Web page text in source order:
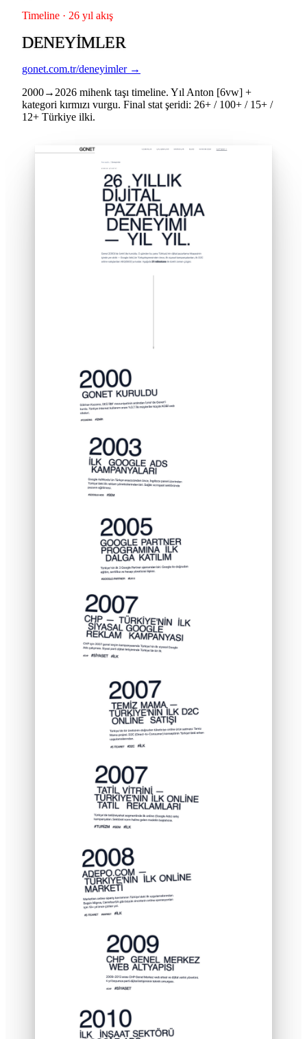
Timeline · 26 yıl akış
DENEYIMLER
gonet.com.tr/deneyimler →
2000→2026 mihenk taşı timeline. Yıl Anton [6vw] +
kategori kırmızı vurgu. Final stat şeridi: 26+ / 100+ / 15+ /
12+ Türkiye ilki.